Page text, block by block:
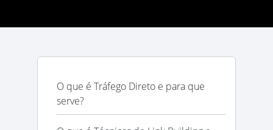
O que é Tráfego Direto e para que
serve?